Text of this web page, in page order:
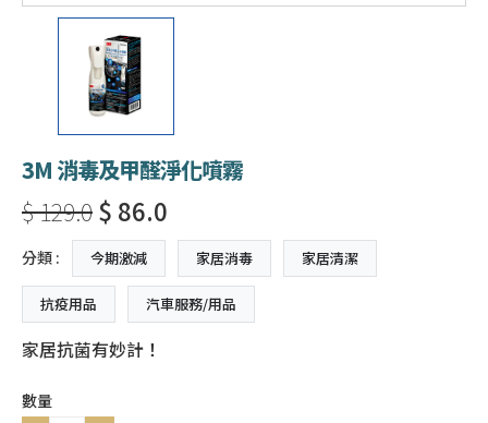
3M 消毒及甲醛淨化噴霧
$ 129.0$ 86.0
分類 : 今期激減 家居消毒 家居清潔
抗疫用品 汽車服務/用品
家居抗菌有妙計！
數量